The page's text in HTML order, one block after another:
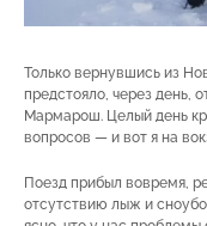
Только вернувшись из
предстояло, через день,
Мармарош. Целый день
вопросов — и вот я на
Поезд прибыл вовремя,
отсутствию лыж и